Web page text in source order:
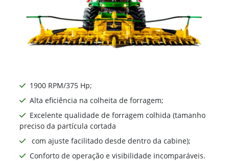
1900 RPM/375 Hp;
Alta eficiência na colheita de forragem;
Excelente qualidade de forragem colhida (tamanho
preciso da partícula cortada
com ajuste facilitado desde dentro da cabine);
Conforto de operação e visibilidade incomparáveis.